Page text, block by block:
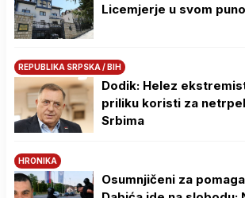
Licemjerje u svom
REPUBLIKA SRPSKA / BIH
Dodik: Helez
priliku koristi za
Srbima
HRONIKA
Osumnjičeni za